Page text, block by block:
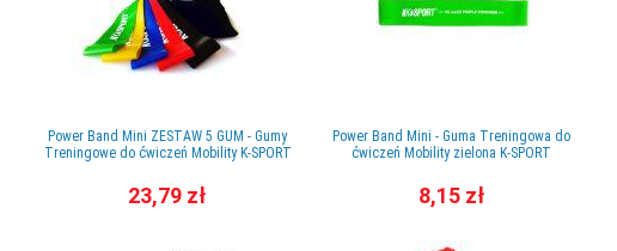
Power Band Mini ZESTAW 5 GUM - Gumy
Treningowe do ćwiczeń Mobility K-SPORT
23,79 zł
Power Band Mini - Guma Treningowa do
ćwiczeń Mobility zielona K-SPORT
8,15 zł